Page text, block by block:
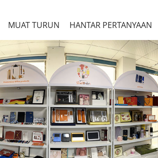
MUAT TURUN HANTAR PERTANYAAN